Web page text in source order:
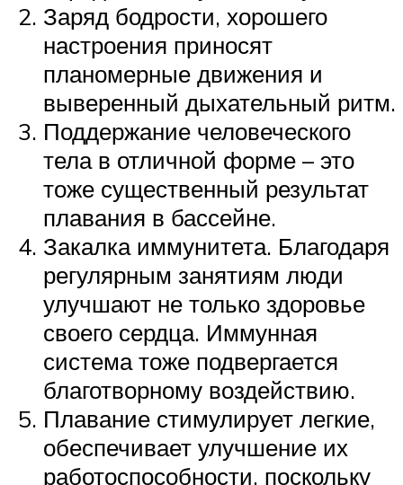
Заряд бодрости, хорошего
настроения приносят
планомерные движения и
выверенный дыхательный ритм.
Поддержание человеческого
тела в отличной форме – это
тоже существенный результат
плавания в бассейне.
Закалка иммунитета. Благодаря
регулярным занятиям люди
улучшают не только здоровье
своего сердца. Иммунная
система тоже подвергается
благотворному воздействию.
Плавание стимулирует легкие,
обеспечивает улучшение их
работоспособности, поскольку